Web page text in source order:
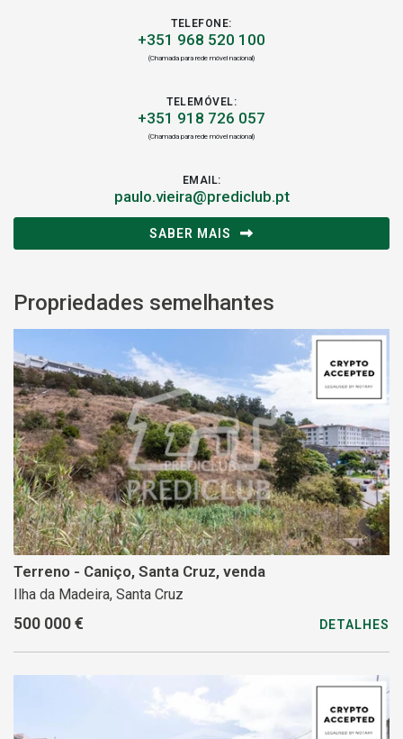
TELEFONE:
+351 968 520 100
(Chamada para rede móvel nacional)
TELEMÓVEL:
+351 918 726 057
(Chamada para rede móvel nacional)
EMAIL:
paulo.vieira@prediclub.pt
SABER MAIS
Propriedades semelhantes
Terreno - Caniço, Santa Cruz, venda
Ilha da Madeira, Santa Cruz
500 000 € DETALHES